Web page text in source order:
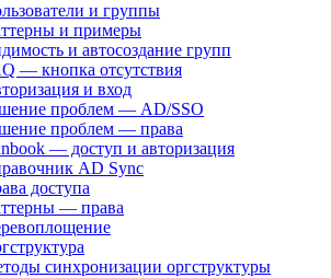
и группы
и примеры
и автосоздание групп
— кнопка отсутствия
и вход
проблем — AD/SSO
проблем — права
— доступ и авторизация
AD Sync
доступа
— права
синхронизации оргструктуры